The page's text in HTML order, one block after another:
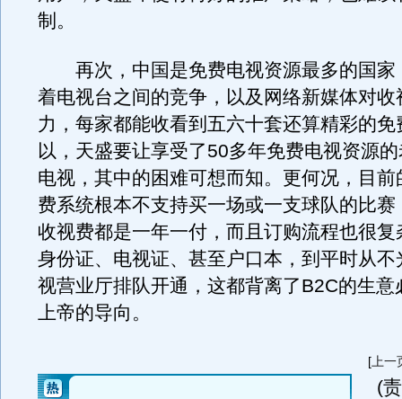
制。
再次，中国是免费电视资源最多的国家
着电视台之间的竞争，以及网络新媒体对收
力，每家都能收看到五六十套还算精彩的免
以，天盛要让享受了50多年免费电视资源
电视，其中的困难可想而知。更何况，目前
费系统根本不支持买一场或一支球队的比赛
收视费都是一年一付，而且订购流程也很复
身份证、电视证、甚至户口本，到平时从不
视营业厅排队开通，这都背离了B2C的生意
上帝的导向。
[上一
(